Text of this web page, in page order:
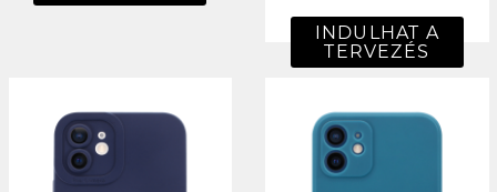
INDULHAT A
TERVEZÉS